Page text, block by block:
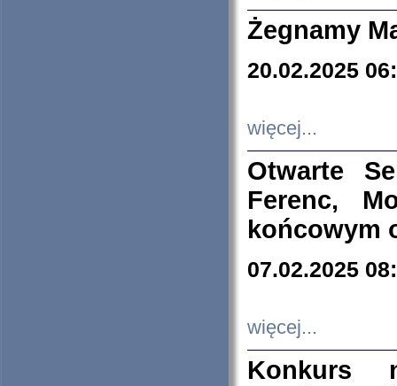
Żegnamy
20.02.2025
więcej...
Otwarte
Ferenc,
końcowym
07.02.2025
więcej...
Konkurs